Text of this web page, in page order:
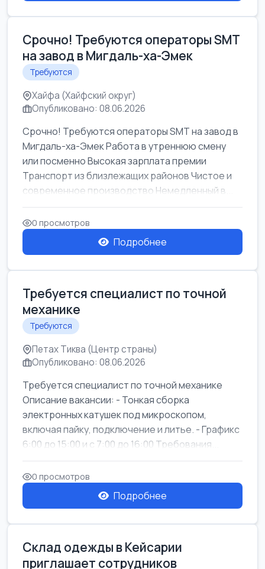
Срочно! Требуются операторы SMT
на завод в Мигдаль-ха-Эмек
Требуются
Хайфа (Хайфский округ)
Опубликовано: 08.06.2026
Срочно! Требуются операторы SMT на завод в
Мигдаль-ха-Эмек Работа в утреннюю смену
или посменно Высокая зарплата премии
Транспорт из близлежащих районов Чистое и
современное производство Немедленный в...
0 просмотров
Подробнее
Требуется специалист по точной
механике
Требуются
Петах Тиква (Центр страны)
Опубликовано: 08.06.2026
Требуется специалист по точной механике
Описание вакансии: - Тонкая сборка
электронных катушек под микроскопом,
включая пайку, подключение и литье. - Графикс
6:00 до 15:00 и с 7:00 до 16:00 Требования...
0 просмотров
Подробнее
Склад одежды в Кейсарии
приглашает сотрудников